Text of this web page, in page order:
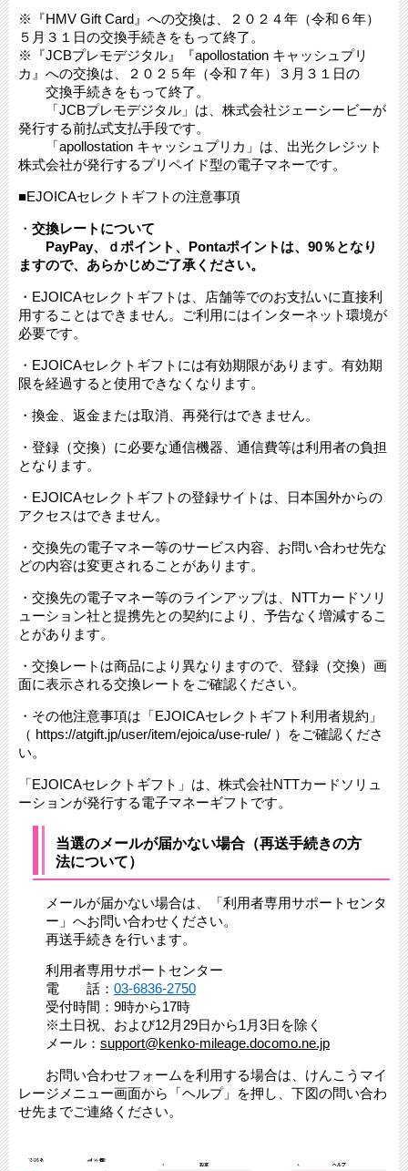
※『HMV Gift Card』への交換は、２０２４年（令和６年）
５月３１日の交換手続きをもって終了。
​※『JCBプレモデジタル』『apollostation キャッシュプリ
カ』への交換は、２０２５年（令和７年）３月３１日の
交換手続きをもって終了。
「JCBプレモデジタル」は、株式会社ジェーシービーが
発行する前払式支払手段です。
「apollostation キャッシュプリカ」は、出光クレジット
株式会社が発行するプリペイド型の電子マネーです。
■EJOICAセレクトギフトの注意事項
・ 交換レートについて
PayPay、ｄポイント、Pontaポイントは、90％となり
ますので、あらかじめご了承ください。
・EJOICAセレクトギフトは、店舗等でのお支払いに直接利
用することはできません。ご利用にはインターネット環境が
必要です。
・EJOICAセレクトギフトには有効期限があります。有効期
限を経過すると使用できなくなります。
・換金、返金または取消、再発行はできません。
・登録（交換）に必要な通信機器、通信費等は利用者の負担
となります。
・EJOICAセレクトギフトの登録サイトは、日本国外からの
アクセスはできません。
・交換先の電子マネー等のサービス内容、お問い合わせ先な
どの内容は変更されることがあります。
・交換先の電子マネー等のラインアップは、NTTカードソリ
ューション社と提携先との契約により、予告なく増減するこ
とがあります。
・交換レートは商品により異なりますので、登録（交換）画
面に表示される交換レートをご確認ください。
・その他注意事項は「EJOICAセレクトギフト利用者規約」
（ https://atgift.jp/user/item/ejoica/use-rule/ ）をご確認くださ
い。
「EJOICAセレクトギフト」は、株式会社NTTカードソリュ
ーションが発行する電子マネーギフトです。
当選のメールが届かない場合（再送手続きの方
法について）
メールが届かない場合は、「利用者専用サポートセンタ
ー」へお問い合わせください。
再送手続きを行います。
利用者専用サポートセンター
電 話： 03-6836-2750
受付時間：9時から17時
※土日祝、および12月29日から1月3日を除く
メール： support@kenko-mileage.docomo.ne.jp
お問い合わせフォームを利用する場合は、けんこうマイ
レージメニュー画面から「ヘルプ」を押し、下図の問い合わ
せ先までご連絡ください。